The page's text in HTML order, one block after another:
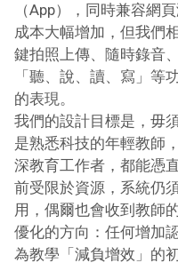
（App），同時兼容網
成本大幅增加，但我們
鍵拍照上傳、隨時錄音
「聽、說、讀、寫」等
的表現。
我們的設計目標是，毋
是熟悉科技的年輕教師
深教育工作者，都能憑
前受限於資源，系統仍
用，偶爾也會收到教師
優化的方向：任何增加
為教學「減負增效」的